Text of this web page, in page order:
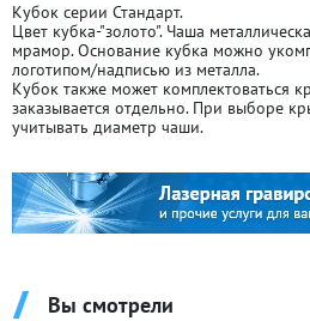
Кубок серии Стандарт.
Цвет кубка-"золото". Чаша
мрамор. Основание кубка можно
логотипом/надписью из металла.
Кубок также может комплектоваться
заказывается отдельно. При выборе
учитывать диаметр чаши.
Вы смотрели